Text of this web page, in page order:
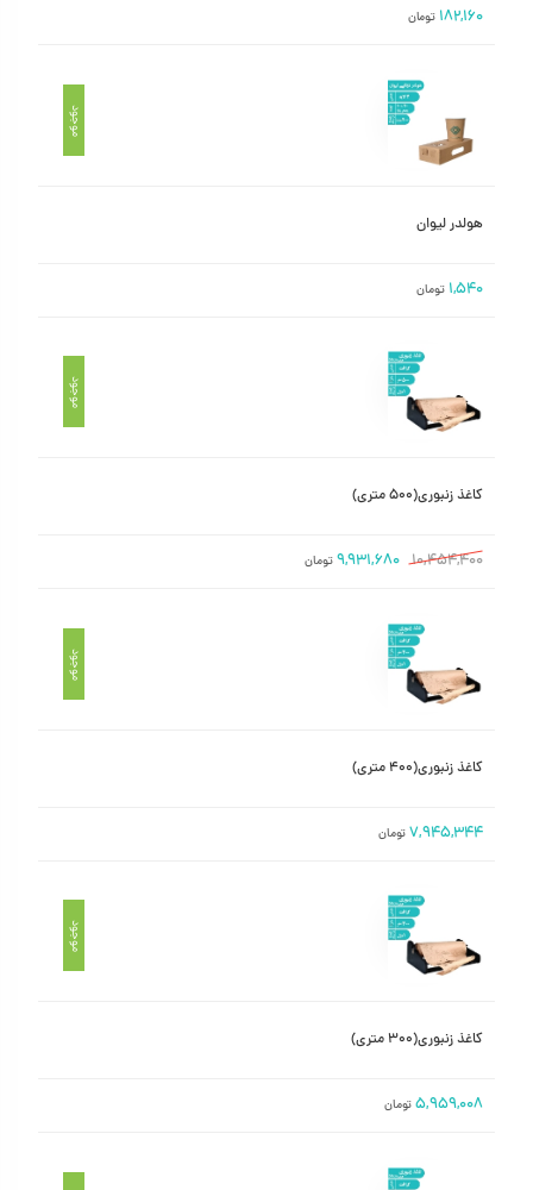
۱۸۲,۱۶۰ تومان
موجود
هولدر لیوان
۱,۵۴۰ تومان
موجود
کاغذ زنبوری(۵۰۰ متری)
۱۰,۴۵۴,۴۰۰ ۹,۹۳۱,۶۸۰تومان
موجود
کاغذ زنبوری(۴۰۰ متری)
۷,۹۴۵,۳۴۴تومان
موجود
کاغذ زنبوری(۳۰۰ متری)
۵,۹۵۹,۰۰۸تومان